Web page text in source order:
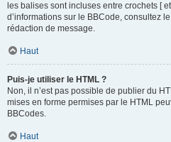
les balises sont incluses entre crochets [
d’informations sur le BBCode, consultez
rédaction de message.
Haut
Puis-je utiliser le HTML ?
Non, il n’est pas possible de publier du
mises en forme permises par le HTML
BBCodes.
Haut